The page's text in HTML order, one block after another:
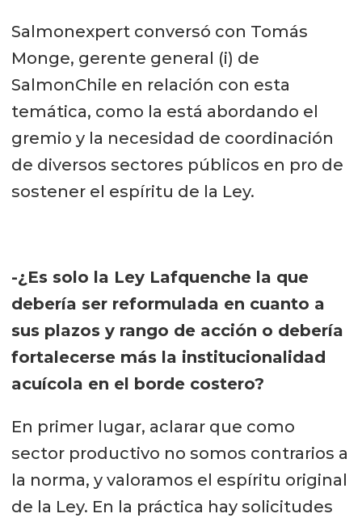
Salmonexpert conversó con Tomás
Monge, gerente general (i) de
SalmonChile en relación con esta
temática, como la está abordando el
gremio y la necesidad de coordinación
de diversos sectores públicos en pro de
sostener el espíritu de la Ley.
-¿Es solo la Ley Lafquenche la que
debería ser reformulada en cuanto a
sus plazos y rango de acción o debería
fortalecerse más la institucionalidad
acuícola en el borde costero?
En primer lugar, aclarar que como
sector productivo no somos contrarios a
la norma, y valoramos el espíritu original
de la Ley. En la práctica hay solicitudes